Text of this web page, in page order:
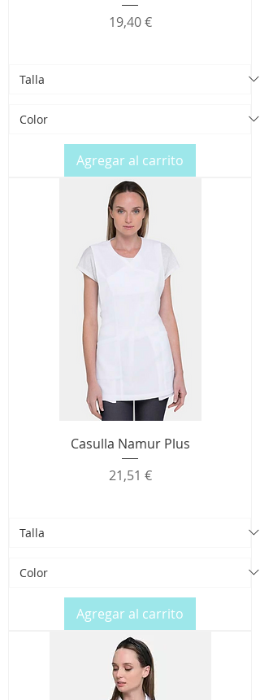
Precio
19,40 €
Agregar al carrito
Casulla Namur Plus
Precio
21,51 €
Agregar al carrito